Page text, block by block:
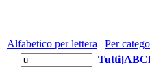
| Alfabetico per lettera | Per
Tutti]ABC